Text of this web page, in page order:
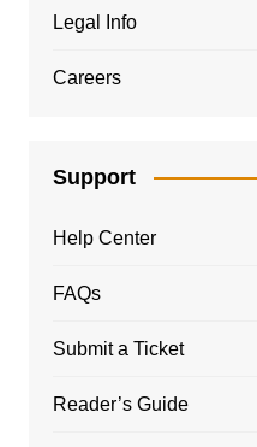
Legal Info
Careers
Support
Help Center
FAQs
Submit a Ticket
Reader’s Guide